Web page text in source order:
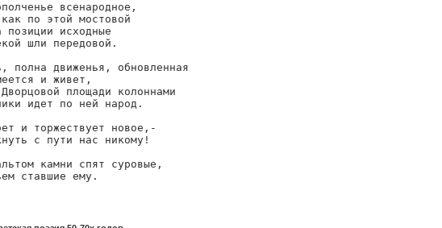
всенародное,
по этой мостовой
позиции исходные
шли передовой.
полна движенья, обновленная
и живет,
площади колоннами
идет по ней народ.
и торжествует новое,-
с пути нас никому!
камни спят суровые,
ставшие ему.